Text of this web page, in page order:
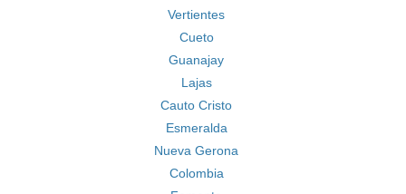
Vertientes
Cueto
Guanajay
Lajas
Cauto Cristo
Esmeralda
Nueva Gerona
Colombia